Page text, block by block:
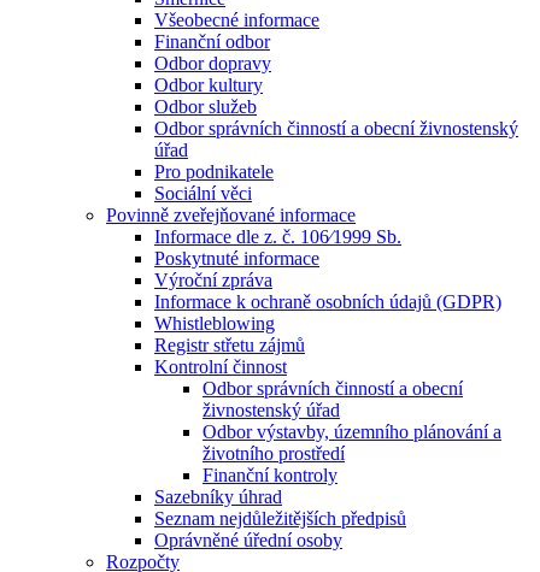
Všeobecné informace
Finanční odbor
Odbor dopravy
Odbor kultury
Odbor služeb
Odbor správních činností a obecní živnostenský
úřad
Pro podnikatele
Sociální věci
Povinně zveřejňované informace
Informace dle z. č. 106⁄1999 Sb.
Poskytnuté informace
Výroční zpráva
Informace k ochraně osobních údajů (GDPR)
Whistleblowing
Registr střetu zájmů
Kontrolní činnost
Odbor správních činností a obecní
živnostenský úřad
Odbor výstavby, územního plánování a
životního prostředí
Finanční kontroly
Sazebníky úhrad
Seznam nejdůležitějších předpisů
Oprávněné úřední osoby
Rozpočty